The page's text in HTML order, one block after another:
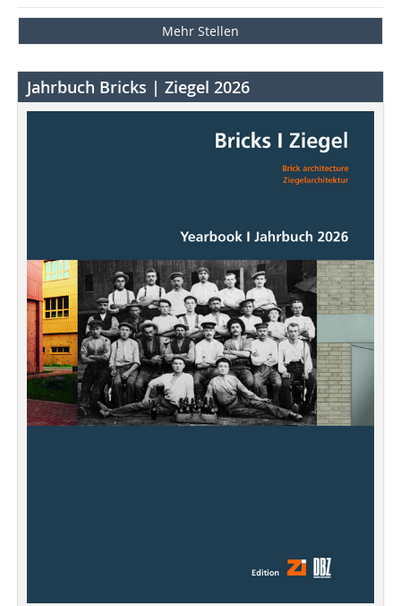
Mehr Stellen
Jahrbuch Bricks | Ziegel 2026